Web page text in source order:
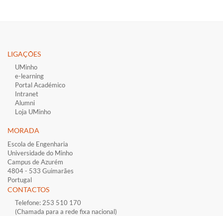
LIGAÇÕES​
UMinho
e-learning
Portal Académico
Intranet
Alumni
Loja UMinho
MORADA
Escola de Engenharia
Universidade do Minho
Campus de Azurém
4804 - 533 Guimarães
Portugal
CONTACTOS
Telefone: 253 510 170
(Chamada para a rede fixa nacional)